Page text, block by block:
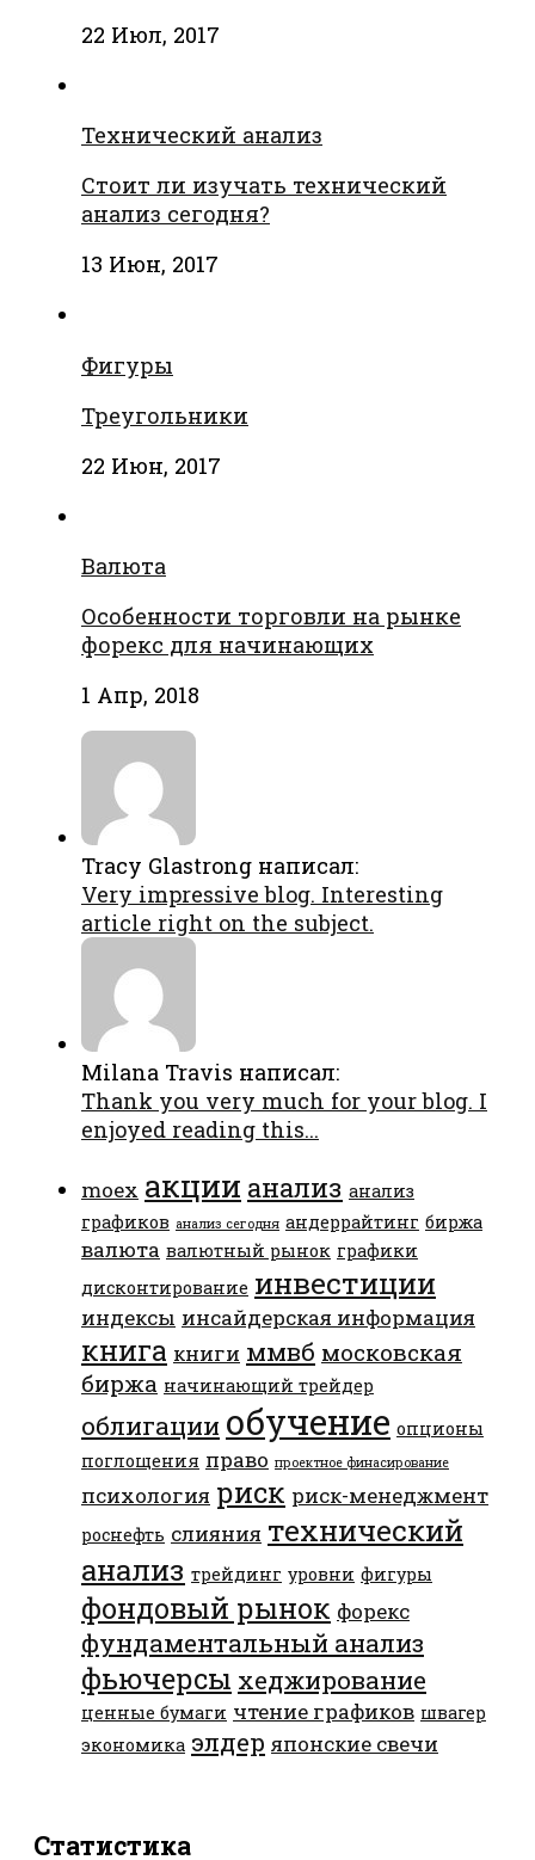
22 Июл, 2017
Технический анализ
Стоит ли изучать технический
анализ сегодня?
13 Июн, 2017
Фигуры
Треугольники
22 Июн, 2017
Валюта
Особенности торговли на рынке
форекс для начинающих
1 Апр, 2018
Tracy Glastrong написал:
Very impressive blog. Interesting
article right on the subject.
Milana Travis написал:
Thank you very much for your blog. I
enjoyed reading this...
moex акции анализ анализ
графиков анализ сегодня андеррайтинг биржа
валюта валютный рынок графики
дисконтирование инвестиции
индексы инсайдерская информация
книга книги ммвб московская
биржа начинающий трейдер
облигации обучение опционы
поглощения право проектное финасирование
психология риск риск-менеджмент
роснефть слияния технический
анализ трейдинг уровни фигуры
фондовый рынок форекс
фундаментальный анализ
фьючерсы хеджирование
ценные бумаги чтение графиков швагер
экономика элдер японские свечи
Статистика